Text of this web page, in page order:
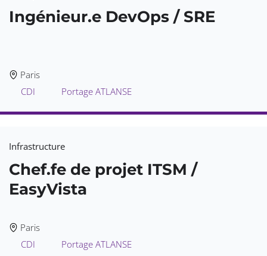
Ingénieur.e DevOps / SRE
Paris
CDI
Portage ATLANSE
Infrastructure
Chef.fe de projet ITSM /
EasyVista
Paris
CDI
Portage ATLANSE